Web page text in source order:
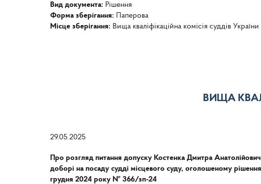
Вид документа: Рішення
Форма зберігання:
Паперова
Місце зберігання: Вища кваліфікаційна комісія суддів України
ВИЩА
29.05.2025
Про розгляд питання допуску Костенка Дмитра
доборі на посаду судді місцевого суду, оголошеному рішенням
грудня 2024 року № 366/зп-24